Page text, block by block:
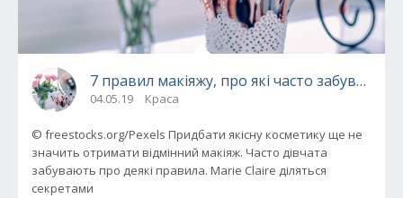
7 правил макіяжу, про які часто забувають
04.05.19 Краса
© freestocks.org/Pexels Придбати якісну косметику ще не
значить отримати відмінний макіяж. Часто дівчата
забувають про деякі правила. Marie Claire діляться
секретами